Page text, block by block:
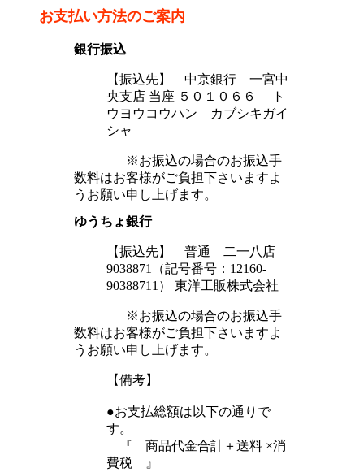
お支払い方法のご案内
銀行振込
【振込先】 中京銀行 一宮中
央支店 当座 ５０１０６６ ト
ウヨウコウハン カブシキガイ
シャ
※お振込の場合のお振込手
数料はお客様がご負担下さいますよ
うお願い申し上げます。
ゆうちょ銀行
【振込先】 普通 二一八店
9038871（記号番号：12160-
90388711） 東洋工販株式会社
※お振込の場合のお振込手
数料はお客様がご負担下さいますよ
うお願い申し上げます。
【備考】
●お支払総額は以下の通りで
す。
『 商品代金合計＋送料 ×消
費税 』